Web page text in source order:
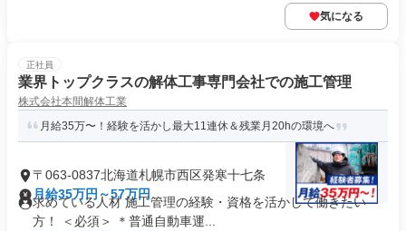
気になる
正社員
業界トップクラスの解体工事専門会社での施工管理
株式会社本間解体工業
月給35万〜！経験を活かし最大11連休＆残業月20hの環境へ
〒063-0837北海道札幌市西区発寒十七条
月給35万円～57万円
求めている人材 施工管理の経験・資格を活かして働きたい
方！ ＜必須＞ ＊普通自動車運...